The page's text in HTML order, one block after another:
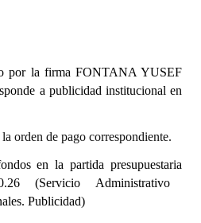
por la firma FONTANA YUSEF
a publicidad institucional en
orden de pago correspondiente.
en la partida presupuestaria
(Servicio Administrativo
Publicidad)